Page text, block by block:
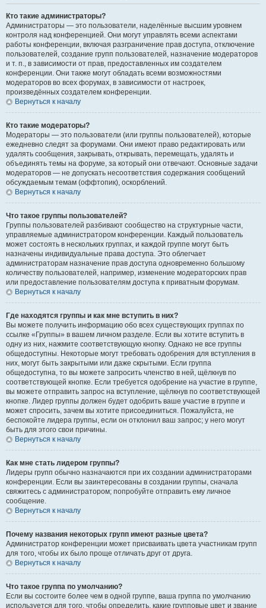
Кто такие администраторы?
Администраторы — это пользователи, наделённые высшим уровнем
контроля над конференцией. Они могут управлять всеми аспектами
работы конференции, включая разграничение прав доступа, отключение
пользователей, создание групп пользователей, назначение модераторов
и т. п., в зависимости от прав, предоставленных им создателем
конференции. Они также могут обладать всеми возможностями
модераторов во всех форумах, в зависимости от настроек,
произведённых создателем конференции.
Вернуться к началу
Кто такие модераторы?
Модераторы — это пользователи (или группы пользователей), которые
ежедневно следят за форумами. Они имеют право редактировать или
удалять сообщения, закрывать, открывать, перемещать, удалять и
объединять темы на форуме, за который они отвечают. Основные задачи
модераторов — не допускать несоответствия содержания сообщений
обсуждаемым темам (оффтопик), оскорблений.
Вернуться к началу
Что такое группы пользователей?
Группы пользователей разбивают сообщество на структурные части,
управляемые администратором конференции. Каждый пользователь
может состоять в нескольких группах, и каждой группе могут быть
назначены индивидуальные права доступа. Это облегчает
администраторам назначение прав доступа одновременно большому
количеству пользователей, например, изменение модераторских прав
или предоставление пользователям доступа к приватным форумам.
Вернуться к началу
Где находятся группы и как мне вступить в них?
Вы можете получить информацию обо всех существующих группах по
ссылке «Группы» в вашем личном разделе. Если вы хотите вступить в
одну из них, нажмите соответствующую кнопку. Однако не все группы
общедоступны. Некоторые могут требовать одобрения для вступления в
них, могут быть закрытыми или даже скрытыми. Если группа
общедоступна, то вы можете запросить членство в ней, щёлкнув по
соответствующей кнопке. Если требуется одобрение на участие в группе,
вы можете отправить запрос на вступление, щёлкнув по соответствующей
кнопке. Лидер группы должен будет одобрить ваше участие в группе и
может спросить, зачем вы хотите присоединиться. Пожалуйста, не
беспокойте лидера группы, если он отклонил ваш запрос; у него могут
быть для этого свои причины.
Вернуться к началу
Как мне стать лидером группы?
Лидеры групп обычно назначаются при их создании администраторами
конференции. Если вы заинтересованы в создании группы, сначала
свяжитесь с администратором; попробуйте отправить ему личное
сообщение.
Вернуться к началу
Почему названия некоторых групп имеют разные цвета?
Администратор конференции может присваивать цвета участникам групп
для того, чтобы их было проще отличать друг от друга.
Вернуться к началу
Что такое группа по умолчанию?
Если вы состоите более чем в одной группе, ваша группа по умолчанию
используется для того, чтобы определить, какие групповые цвет и звание